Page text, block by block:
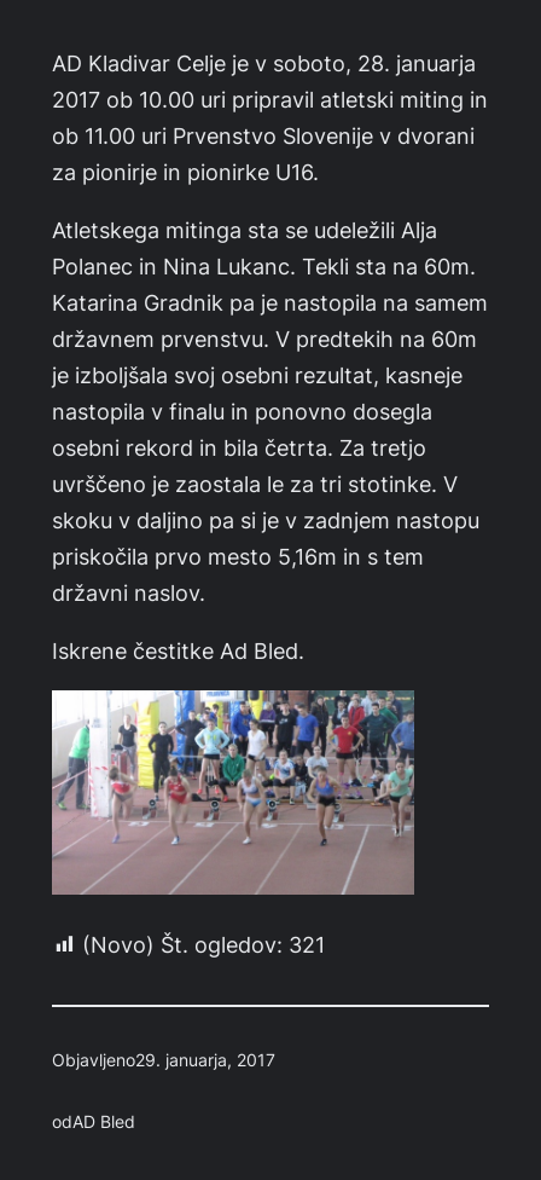
AD Kladivar Celje je v soboto, 28. januarja
2017 ob 10.00 uri pripravil atletski miting in
ob 11.00 uri Prvenstvo Slovenije v dvorani
za pionirje in pionirke U16.
Atletskega mitinga sta se udeležili Alja
Polanec in Nina Lukanc. Tekli sta na 60m.
Katarina Gradnik pa je nastopila na samem
državnem prvenstvu. V predtekih na 60m
je izboljšala svoj osebni rezultat, kasneje
nastopila v finalu in ponovno dosegla
osebni rekord in bila četrta. Za tretjo
uvrščeno je zaostala le za tri stotinke. V
skoku v daljino pa si je v zadnjem nastopu
priskočila prvo mesto 5,16m in s tem
državni naslov.
Iskrene čestitke Ad Bled.
(Novo) Št. ogledov: 321
Objavljeno29. januarja, 2017
odAD Bled